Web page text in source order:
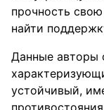
прочность свою
найти
Данные авторы
устойчивый,